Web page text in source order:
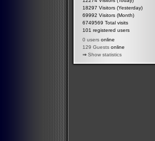
18297 Visitors (Yesterday)
69992 Visitors (Month)
6749569 Total visits
101 registered users
0 users online
129 Guests online
⇒ Show statistics